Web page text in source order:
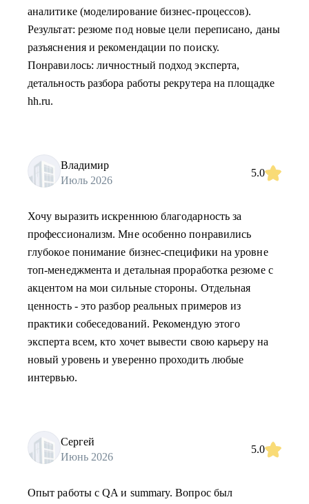
аналитике (моделирование бизнес-процессов).
Результат: резюме под новые цели переписано, даны
разъяснения и рекомендации по поиску.
Понравилось: личностный подход эксперта,
детальность разбора работы рекрутера на площадке
hh.ru.
Владимир
Июль 2026
5.0
Хочу выразить искреннюю благодарность за
профессионализм. Мне особенно понравились
глубокое понимание бизнес-специфики на уровне
топ-менеджмента и детальная проработка резюме с
акцентом на мои сильные стороны. Отдельная
ценность - это разбор реальных примеров из
практики собеседований. Рекомендую этого
эксперта всем, кто хочет вывести свою карьеру на
новый уровень и уверенно проходить любые
интервью.
Сергей
Июнь 2026
5.0
Опыт работы с QA и summary. Вопрос был